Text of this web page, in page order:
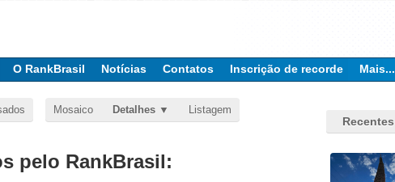
O RankBrasil Notícias Contatos Inscrição de recorde Mais...
Mosaico Detalhes Listagem
pelo RankBrasil:
Recentes